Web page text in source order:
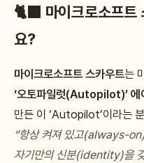
🐈‍⬛ 마이크로소프트
요?
마이크로소프트 스카우트는
‘오토파일럿(Autopilot)’ 에
만든 이 ‘Autopilot’이라는
“항상 켜져 있고(always-
자기만의 신분(identity)을